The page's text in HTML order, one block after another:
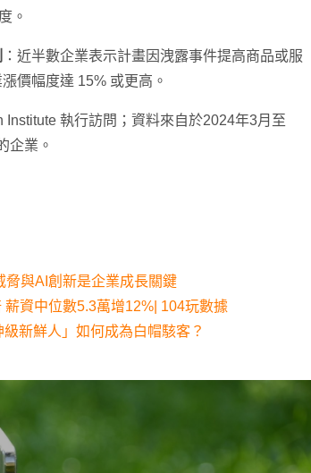
。
：近半數企業表示計畫因洩露事件提高商品或服
價幅度達 15% 或更高。
執行訪問；資料來自於2024年3月至
企業。
脅與AI創新是企業成長關鍵
資中位數5.3萬增12%| 104玩數據
新鮮人」如何成為白帽駭客？